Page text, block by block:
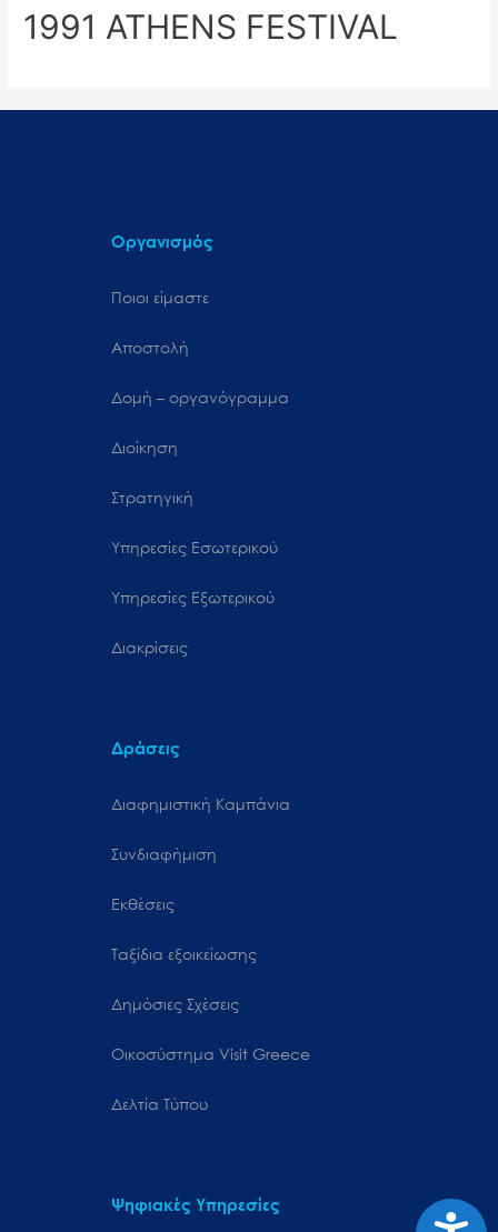
1991 ATHENS FESTIVAL
Οργανισμός
Ποιοι είμαστε
Αποστολή
Δομή – οργανόγραμμα
Διοίκηση
Στρατηγική
Υπηρεσίες Εσωτερικού
Υπηρεσίες Εξωτερικού
Διακρίσεις
Δράσεις
Διαφημιστική Καμπάνια
Συνδιαφήμιση
Εκθέσεις
Ταξίδια εξοικείωσης
Δημόσιες Σχέσεις
Oικοσύστημα Visit Greece
Δελτία Τύπου
Ψηφιακές Υπηρεσίες